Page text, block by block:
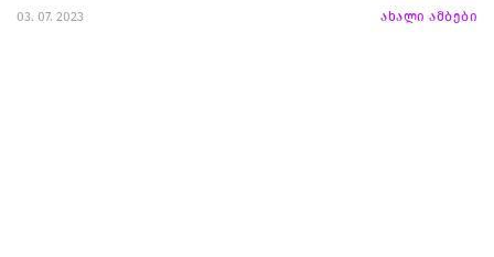
03. 07. 2023 ახალი ამბები